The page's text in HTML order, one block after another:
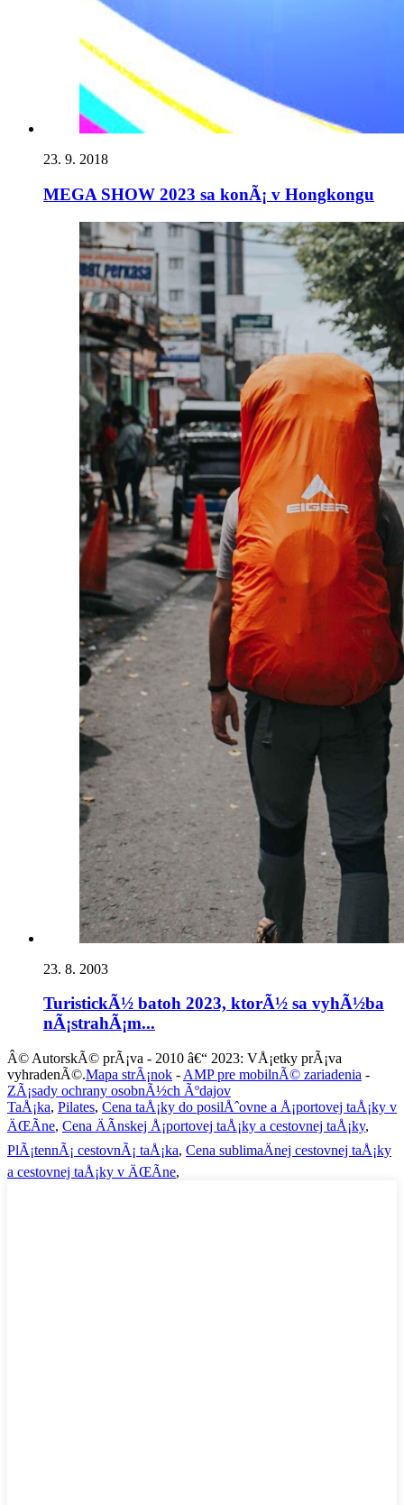
23. 9. 2018
MEGA SHOW 2023 sa konÃ¡ v Hongkongu
23. 8. 2003
TuristickÃ½ batoh 2023, ktorÃ½ sa vyhÃ½ba
nÃ¡strahÃ¡m...
Â© AutorskÃ© prÃ¡va - 2010 â€“ 2023: VÅ¡etky prÃ¡va
vyhradenÃ©.Mapa strÃ¡nok - AMP pre mobilnÃ© zariadenia -
ZÃ¡sady ochrany osobnÃ½ch Ãºdajov
TaÅ¡ka, Pilates, Cena taÅ¡ky do posilÅˆovne a Å¡portovej taÅ¡ky v
ÄŒÃ­ne, Cena ÄÃ­nskej Å¡portovej taÅ¡ky a cestovnej taÅ¡ky,
PlÃ¡tennÃ¡ cestovnÃ¡ taÅ¡ka, Cena sublimaÄnej cestovnej taÅ¡ky
a cestovnej taÅ¡ky v ÄŒÃ­ne,